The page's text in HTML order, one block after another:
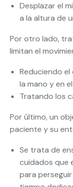
Desplazar el
a la altura de
Por otro lado,
limitan el
Reduciendo
la mano y en
Tratando los
Por último, un
paciente y su
Se trata de
cuidados que
para